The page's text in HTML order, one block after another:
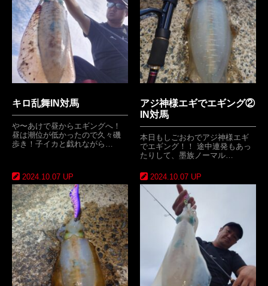
キロ乱舞IN対馬
や〜あけで昼からエギングへ！
昼は潮位が低かったので久々磯
歩き！子イカと戯れながら…
アジ神様エギでエギング②
IN対馬
本日もしごおわでアジ神様エギ
でエギング！！ 途中連発もあっ
たりして、墨族ノーマル…
2024.10.07 UP 2024.10.07 UP